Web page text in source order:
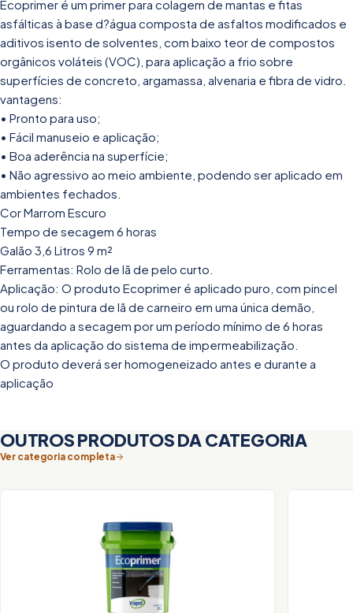
Ecoprimer é um primer para colagem de mantas e fitas
asfálticas à base d?água composta de asfaltos modificados e
aditivos isento de solventes, com baixo teor de compostos
orgânicos voláteis (VOC), para aplicação a frio sobre
superfícies de concreto, argamassa, alvenaria e fibra de vidro.
vantagens:
• Pronto para uso;
• Fácil manuseio e aplicação;
• Boa aderência na superfície;
• Não agressivo ao meio ambiente, podendo ser aplicado em
ambientes fechados.
Cor Marrom Escuro
Tempo de secagem 6 horas
Galão 3,6 Litros 9 m²
Ferramentas: Rolo de lã de pelo curto.
Aplicação: O produto Ecoprimer é aplicado puro, com pincel
ou rolo de pintura de lã de carneiro em uma única demão,
aguardando a secagem por um período mínimo de 6 horas
antes da aplicação do sistema de impermeabilização.
O produto deverá ser homogeneizado antes e durante a
aplicação
OUTROS PRODUTOS DA CATEGORIA
Ver categoria completa